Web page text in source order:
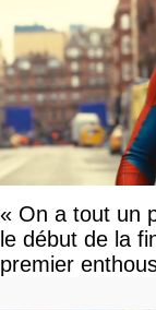
« On a tout un
le début de la
premier